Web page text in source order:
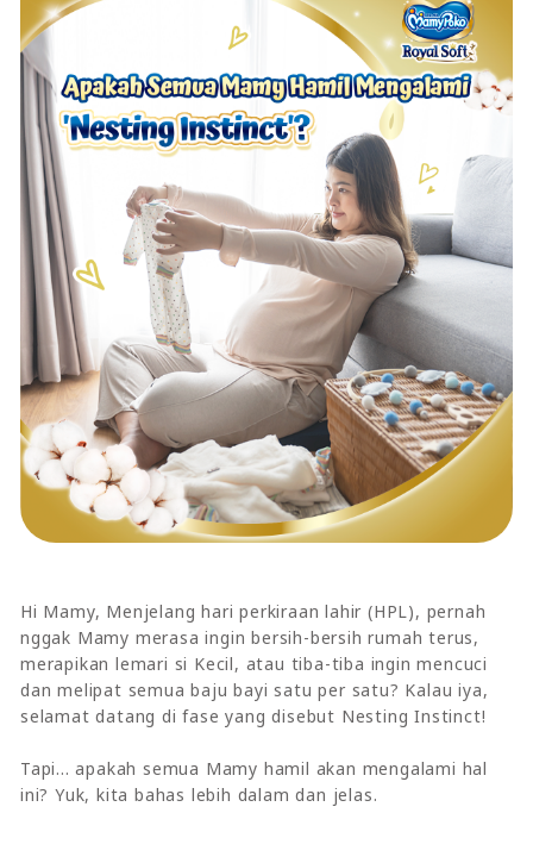
Hi Mamy, Menjelang hari perkiraan lahir (HPL), pernah
nggak Mamy merasa ingin bersih-bersih rumah terus,
merapikan lemari si Kecil, atau tiba-tiba ingin mencuci
dan melipat semua baju bayi satu per satu? Kalau iya,
selamat datang di fase yang disebut Nesting Instinct!
Tapi... apakah semua Mamy hamil akan mengalami hal
ini? Yuk, kita bahas lebih dalam dan jelas.